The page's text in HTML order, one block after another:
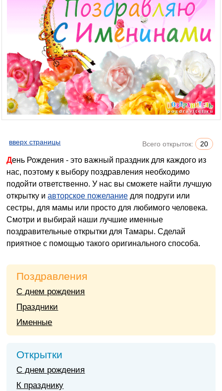
вверх страницы Всего открыток: 20
День Рождения - это важный праздник для каждого из
нас, поэтому к выбору поздравления необходимо
подойти ответственно. У нас вы сможете найти лучшую
открытку иавторское пожелание для подруги или
сестры, для мамы или просто для любимого человека.
Смотри и выбирай наши лучшие именные
поздравительные открытки для Тамары. Сделай
приятное с помощью такого оригинального способа.
Поздравления
С днем рождения
Праздники
Именные
Открытки
С днем рождения
К празднику